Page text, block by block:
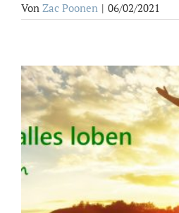
Von Zac Poonen | 06/02/2021